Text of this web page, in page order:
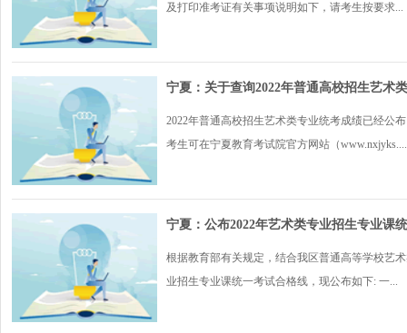
及打印准考证有关事项说明如下，请考生按要求...
宁夏：关于查询2022年普通高校招生艺术
2022年普通高校招生艺术类专业统考成绩已经公
考生可在宁夏教育考试院官方网站（www.nxjyks....
宁夏：公布2022年艺术类专业招生专业课
根据教育部有关规定，结合我区普通高等学校艺
业招生专业课统一考试合格线，现公布如下: 一...